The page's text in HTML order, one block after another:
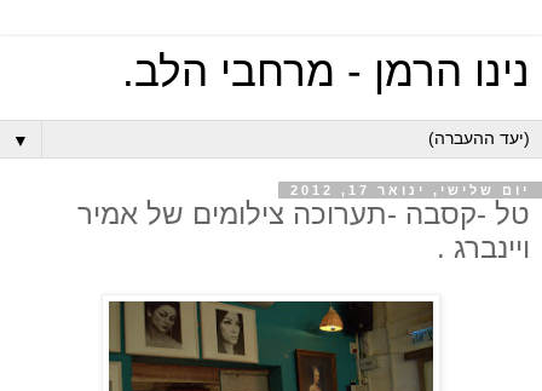
נינו הרמן - מרחבי הלב.
▼
יום שלישי, ינואר 17, 2012
טל -קסבה -תערוכה צילומים של אמיר
ויינברג .